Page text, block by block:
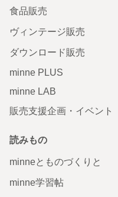
食品販売
ヴィンテージ販売
ダウンロード販売
minne PLUS
minne LAB
販売支援企画・イベント
読みもの
minneとものづくりと
minne学習帖